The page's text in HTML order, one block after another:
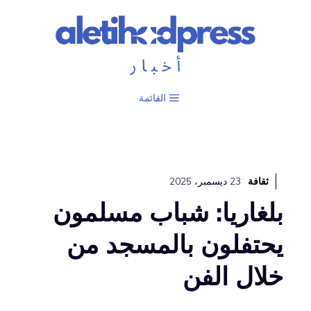
القائمة
ثقافة 23 ديسمبر، 2025
بلغاريا: شباب مسلمون
يحتفلون بالمسجد من
خلال الفن